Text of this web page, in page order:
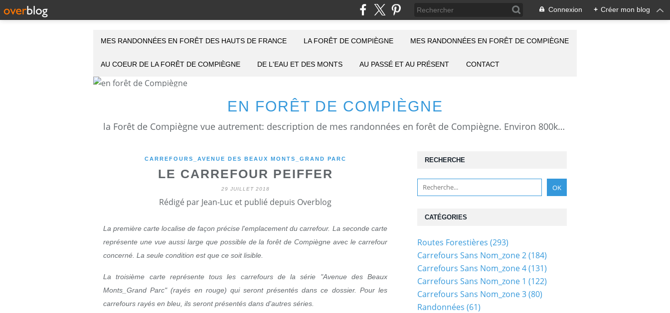
Connexion + Créer mon blog
EN FORÊT DE COMPIÈGNE
la Forêt de Compiègne vue autrement: description de mes randonnées en forêt de Compiègne. Environ 800km de randos et 25000 photos pour montrer cette forêt magnifique et ses particularités: les lieux atypiques comme la Grotte des Ramoneurs, la Pierre Torniche... Mais aussi les 313 carrefours nommés, plus de 100 routes forestières, les étangs, les Rus, des villages et hameaux ...
MES RANDONNÉES EN FORÊT DES HAUTS DE FRANCE LA FORÊT DE COMPIÈGNE MES RANDONNÉES EN FORÊT DE COMPIÈGNE
AU COEUR DE LA FORÊT DE COMPIÈGNE DE L'EAU ET DES MONTS AU PASSÉ ET AU PRÉSENT CONTACT
CARREFOURS_AVENUE DES BEAUX MONTS_GRAND PARC
LE CARREFOUR PEIFFER
29 JUILLET 2018
Rédigé par Jean-Luc et publié depuis Overblog
La première carte localise de façon précise l'emplacement du carrefour. La seconde carte
représente une vue aussi large que possible de la forêt de Compiègne avec le carrefour
concerné. La seule condition est que ce soit lisible.
La troisième carte représente tous les carrefours de la série "Avenue des Beaux
Monts_Grand Parc" (rayés en rouge) qui seront présentés dans ce dossier. Pour les
carrefours rayés en bleu, ils seront présentés dans d'autres séries.
RECHERCHE
CATÉGORIES
Routes Forestières (293)
Carrefours Sans Nom_zone 2(184)
Carrefours Sans Nom_zone 4(131)
Carrefours Sans Nom_zone 1 (122)
Carrefours Sans Nom_zone 3(80)
Randonnées (61)